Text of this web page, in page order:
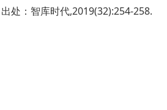
出处：智库时代,2019(32):254-258.